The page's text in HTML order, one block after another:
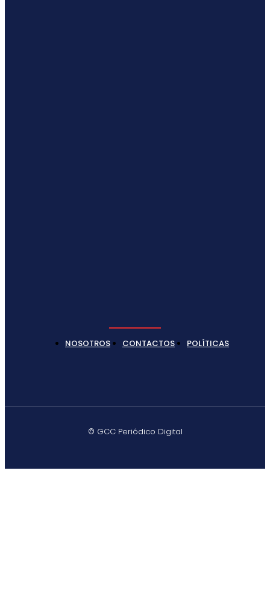
NOSOTROS CONTACTOS POLÍTICAS
© GCC Periódico Digital